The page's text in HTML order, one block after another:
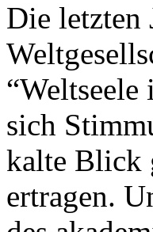
Die letzten
sich
kalte Blick
ertragen.